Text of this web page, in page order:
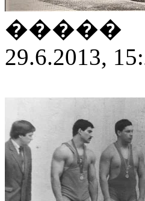
�����
29.6.2013,